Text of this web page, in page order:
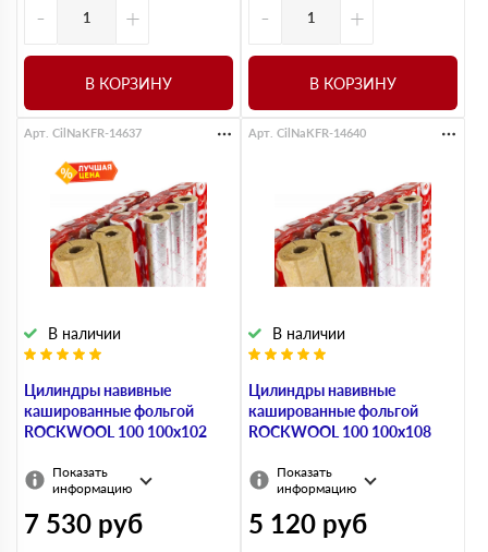
- +
В КОРЗИНУ
- +
В КОРЗИНУ
Цилиндры навивные
кашированные фольгой
ROCKWOOL 100 100х102
В наличии
Арт. CilNaKFR-14637
Показать
информацию
7 530 руб
Цилиндры навивные
кашированные фольгой
ROCKWOOL 100 100х108
В наличии
Арт. CilNaKFR-14640
Показать
информацию
5 120 руб